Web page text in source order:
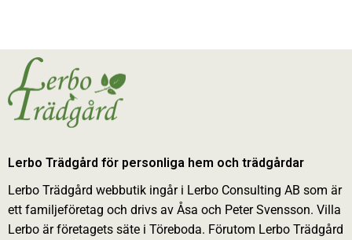
Lerbo Trädgård för personliga hem och trädgårdar
Lerbo Trädgård webbutik ingår i Lerbo Consulting AB som är
ett familjeföretag och drivs av Åsa och Peter Svensson. Villa
Lerbo är företagets säte i Töreboda. Förutom Lerbo Trädgård